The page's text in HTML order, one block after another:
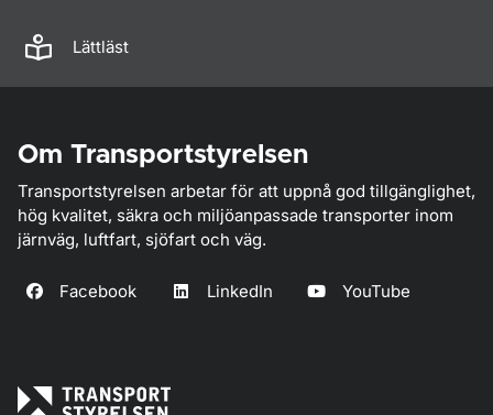
Lättläst
Om Transportstyrelsen
Transportstyrelsen arbetar för att uppnå god tillgänglighet,
hög kvalitet, säkra och miljöanpassade transporter inom
järnväg, luftfart, sjöfart och väg.
Facebook LinkedIn YouTube